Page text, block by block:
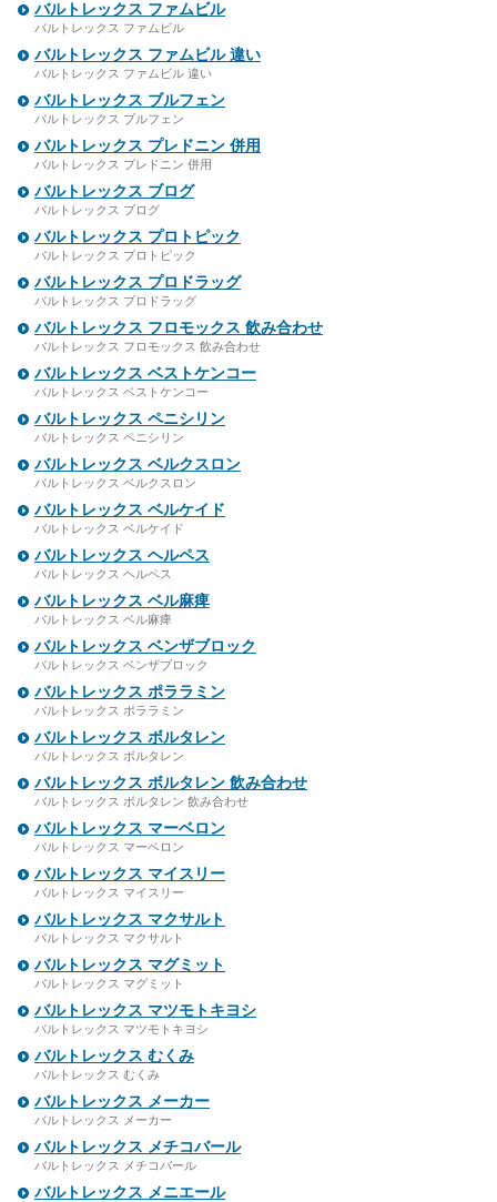
バルトレックス ファムビル
バルトレックス ファムビル
バルトレックス ファムビル 違い
バルトレックス ファムビル 違い
バルトレックス ブルフェン
バルトレックス ブルフェン
バルトレックス プレドニン 併用
バルトレックス プレドニン 併用
バルトレックス ブログ
バルトレックス ブログ
バルトレックス プロトピック
バルトレックス プロトピック
バルトレックス プロドラッグ
バルトレックス プロドラッグ
バルトレックス フロモックス 飲み合わせ
バルトレックス フロモックス 飲み合わせ
バルトレックス ベストケンコー
バルトレックス ベストケンコー
バルトレックス ペニシリン
バルトレックス ペニシリン
バルトレックス ベルクスロン
バルトレックス ベルクスロン
バルトレックス ベルケイド
バルトレックス ベルケイド
バルトレックス ヘルペス
バルトレックス ヘルペス
バルトレックス ベル麻痺
バルトレックス ベル麻痺
バルトレックス ベンザブロック
バルトレックス ベンザブロック
バルトレックス ポララミン
バルトレックス ポララミン
バルトレックス ボルタレン
バルトレックス ボルタレン
バルトレックス ボルタレン 飲み合わせ
バルトレックス ボルタレン 飲み合わせ
バルトレックス マーベロン
バルトレックス マーベロン
バルトレックス マイスリー
バルトレックス マイスリー
バルトレックス マクサルト
バルトレックス マクサルト
バルトレックス マグミット
バルトレックス マグミット
バルトレックス マツモトキヨシ
バルトレックス マツモトキヨシ
バルトレックス むくみ
バルトレックス むくみ
バルトレックス メーカー
バルトレックス メーカー
バルトレックス メチコバール
バルトレックス メチコバール
バルトレックス メニエール